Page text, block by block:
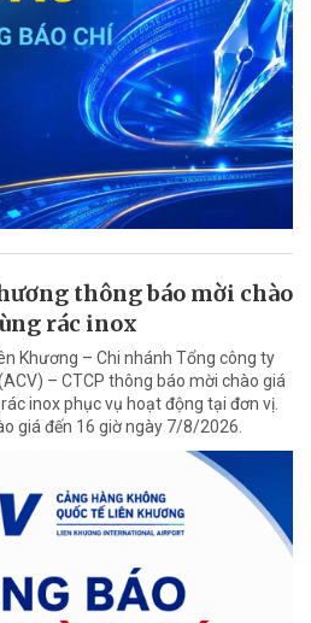
thông báo mời chào
rác inox
Khương – Chi nhánh Tổng công ty
– CTCP thông báo mời chào giá
inox phục vụ hoạt động tại đơn vị.
giá đến 16 giờ ngày 7/8/2026.